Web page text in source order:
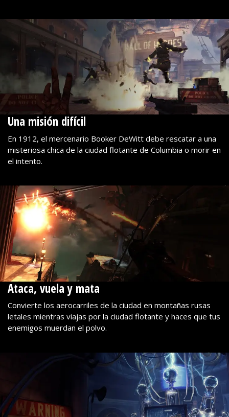
Una misión difícil
En 1912, el mercenario Booker DeWitt debe rescatar a una
misteriosa chica de la ciudad flotante de Columbia o morir en
el intento.
Ataca, vuela y mata
Convierte los aerocarriles de la ciudad en montañas rusas
letales mientras viajas por la ciudad flotante y haces que tus
enemigos muerdan el polvo.